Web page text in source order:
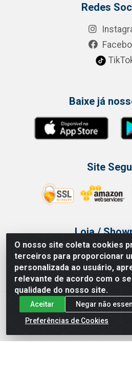
O nosso site coleta cookies
terceiros para proporcionar
personalizada ao usuário,
relevante de acordo com o
qualidade do nosso site.
Aceitar
Negar não
Preferências de Cookies
Redes
Baixe já
Site
Loja /
Tel.: (11) 3314
Av Vautier, 468 - Pari -
Issam Importação e Exportação LTDA
Paulo/ SP - CEP 03032-000 -